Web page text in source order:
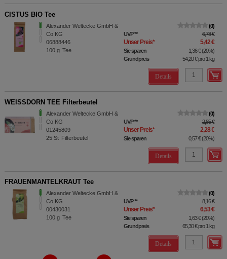
CISTUS BIO Tee
Alexander Weltecke GmbH &
Co KG
06888446
100 g Tee
0
UVP** 6,78 €
Unser Preis* 5,42 €
Sie sparen 1,36 €(20%)
Grundpreis
54,20 €pro 1 kg
Details
WEISSDORN TEE Filterbeutel
Alexander Weltecke GmbH &
Co KG
01245809
25 St Filterbeutel
0
UVP** 2,85 €
Unser Preis* 2,28 €
Sie sparen 0,57 €(20%)
Details
FRAUENMANTELKRAUT Tee
Alexander Weltecke GmbH &
Co KG
00430031
100 g Tee
0
UVP** 8,16 €
Unser Preis* 6,53 €
Sie sparen 1,63 €(20%)
Grundpreis
65,30 €pro 1 kg
Details